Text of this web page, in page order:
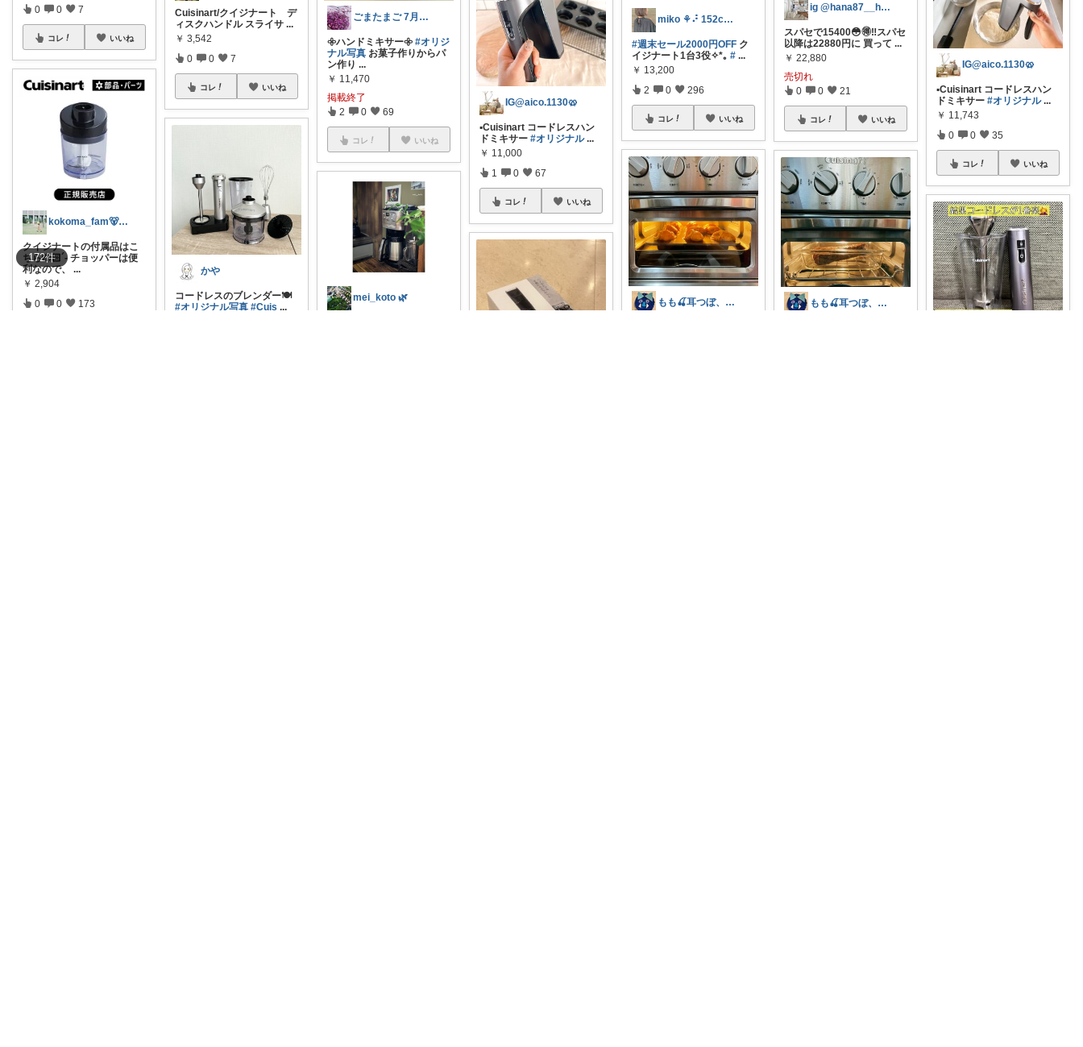
172件
0 0 7
コレ いいね
kokoma_fam🐻2歳娘看護師ママ
クイジナートの付属品はこ
ちら🤲🏻´- チョッパーは便
利なので、
...
￥ 2,904
0 0 173
Cuisinart/クイジナート デ
ィスクハンドル スライサ ...
￥ 3,542
0 0 7
コレ いいね
かや
コードレスのブレンダー🍽️
#オリジナル写真 #Cuis ...
ごまたまご 7月Thank you◡̈*
𖧷ハンドミキサー𖧷#オリジ
ナル写真 お菓子作りからパ
ン作り ...
￥ 11,470
掲載終了
2 0 69
コレ いいね
mei_koto 🌿
IG@aico.1130🥨
▪︎Cuisinart コードレスハン
ドミキサー#オリジナル ...
￥ 11,000
1 0 67
コレ いいね
miko ⚘⠜ 152cm 無添加𓂃٭
#週末セール2000円OFF ク
イジナート1台3役✧*｡# ...
￥ 13,200
2 0 296
コレ いいね
もも🍒耳つぼ、かぐれ5/15どなた🥹
ig @hana87__home
スパセで15400😳🉐‼️スパセ
以降は22880円に 買って ...
￥ 22,880
売切れ
0 0 21
コレ いいね
もも🍒耳つぼ、かぐれ5/15どなた🥹
IG@aico.1130🥨
▪︎Cuisinart コードレスハン
ドミキサー#オリジナル ...
￥ 11,743
0 0 35
コレ いいね